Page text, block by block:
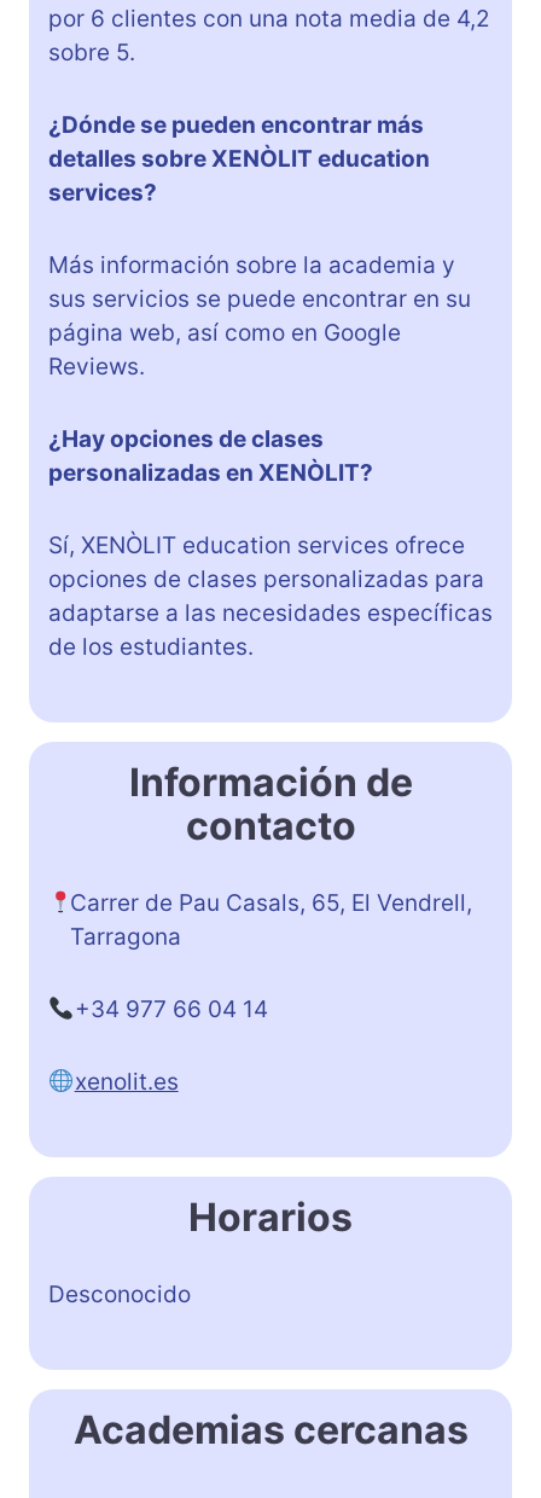
por 6 clientes con una nota media de 4,2
sobre 5.
¿Dónde se pueden encontrar más
detalles sobre XENÒLIT education
services?
Más información sobre la academia y
sus servicios se puede encontrar en su
página web, así como en Google
Reviews.
¿Hay opciones de clases
personalizadas en XENÒLIT?
Sí, XENÒLIT education services ofrece
opciones de clases personalizadas para
adaptarse a las necesidades específicas
de los estudiantes.
Información de
contacto
Carrer de Pau Casals, 65, El Vendrell,
Tarragona
+34 977 66 04 14
xenolit.es
Horarios
Desconocido
Academias cercanas